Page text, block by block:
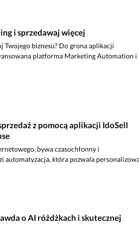
i sprzedawaj więcej
Twojego biznesu? Do grona aplikacji
platforma Marketing Automation i
z pomocą aplikacji IdoSell
bywa czasochłonny i
automatyzacja, która pozwala
o AI różdżkach i skutecznej